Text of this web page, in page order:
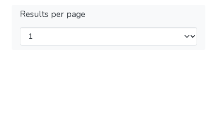
Results per page